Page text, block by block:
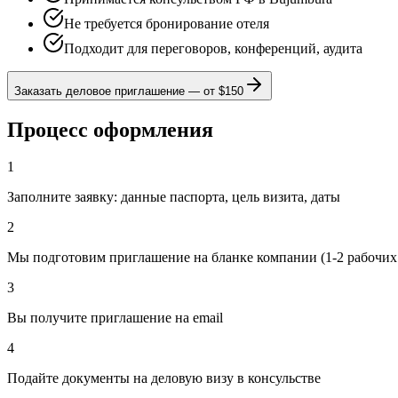
Не требуется бронирование отеля
Подходит для переговоров, конференций, аудита
Заказать деловое приглашение — от $150
Процесс оформления
1
Заполните заявку: данные паспорта, цель визита, даты
2
Мы подготовим приглашение на бланке компании (1-2
3
Вы получите приглашение на email
4
Подайте документы на деловую визу в консульстве